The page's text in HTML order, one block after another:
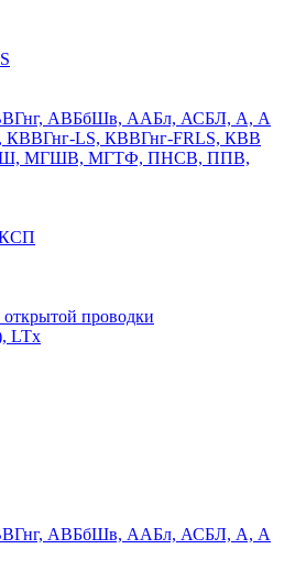
АВБбШв, ААБл, АСБЛ, А, А
LS, КВВГнг-FRLS, КВВ
МГШВ, МГТФ, ПНСВ, ППВ,
проводки
LTx
АВБбШв, ААБл, АСБЛ, А, А